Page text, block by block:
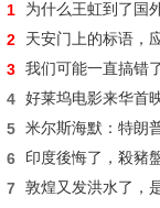
1 为什么王虹到了国
2 天安门上的标语，
3 我们可能一直搞错
4 好莱坞电影来华首
5 米尔斯海默：特朗
6 印度後悔了，殺豬
7 敦煌又发洪水了，